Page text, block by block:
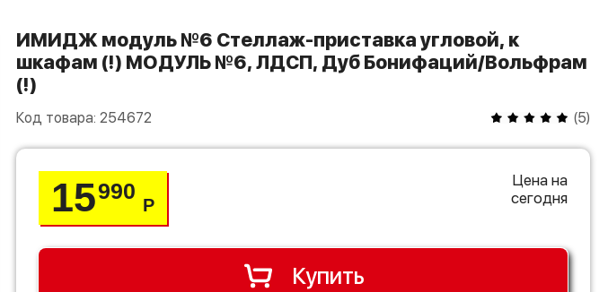
ИМИДЖ модуль №6 Стеллаж-приставка угловой, к
шкафам (!) МОДУЛЬ №6, ЛДСП, Дуб Бонифаций/Вольфрам
(!)
Код товара: 254672 (5)
15990
Р
Цена на
сегодня
Купить